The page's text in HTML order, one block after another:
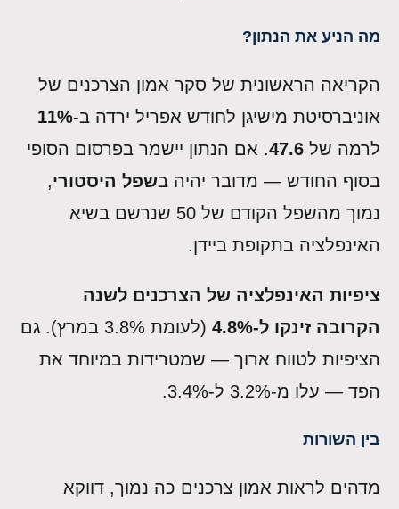
מה הניע את הנתון?
הקריאה הראשונית של סקר אמון הצרכנים של
אוניברסיטת מישיגן לחודש אפריל ירדה ב-11%
לרמה של 47.6. אם הנתון יישמר בפרסום הסופי
בסוף החודש — מדובר יהיה בשפל היסטורי,
נמוך מהשפל הקודם של 50 שנרשם בשיא
האינפלציה בתקופת ביידן.
ציפיות האינפלציה של הצרכנים לשנה
הקרובה זינקו ל-4.8%
(לעומת 3.8% במרץ). גם
הציפיות לטווח ארוך — שמטרידות במיוחד את
הפד — עלו מ-3.2% ל-3.4%.
בין השורות
מדהים לראות אמון צרכנים כה נמוך, דווקא